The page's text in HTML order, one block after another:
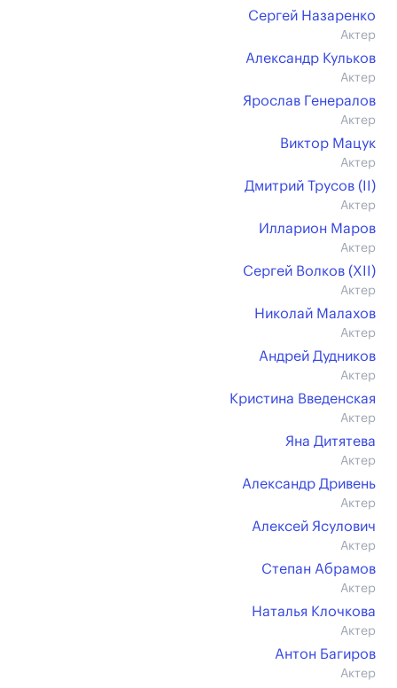
Сергей Назаренко
Актер
Александр Кульков
Актер
Ярослав Генералов
Актер
Виктор Мацук
Актер
Дмитрий Трусов (II)
Актер
Илларион Маров
Актер
Сергей Волков (XII)
Актер
Николай Малахов
Актер
Андрей Дудников
Актер
Кристина Введенская
Актер
Яна Дитятева
Актер
Александр Дривень
Актер
Алексей Ясулович
Актер
Степан Абрамов
Актер
Наталья Клочкова
Актер
Антон Багиров
Актер